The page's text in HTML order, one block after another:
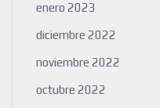
enero 2023
diciembre 2022
noviembre 2022
octubre 2022